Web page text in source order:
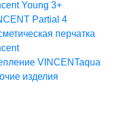
Young 3+
Partial 4
перчатка
VINCENTaqua
изделия